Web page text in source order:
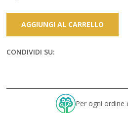
AGGIUNGI AL CARRELLO
CONDIVIDI SU:
Per ogni ordine